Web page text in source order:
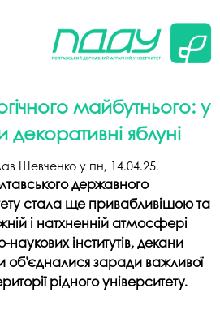
вмісту
майбутнього: у
яблуні
Шевченко у пн, 14.04.25.
державного
стала ще привабливішою та
і натхненній атмосфері
інститутів, декани
об’єдналися заради важливої
рідного університету.